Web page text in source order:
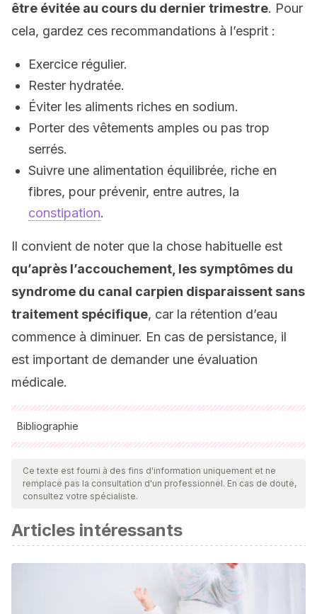
être évitée au cours du dernier trimestre. Pour
cela, gardez ces recommandations à l’esprit :
Exercice régulier.
Rester hydratée.
Éviter les aliments riches en sodium.
Porter des vêtements amples ou pas trop
serrés.
Suivre une alimentation équilibrée, riche en
fibres, pour prévenir, entre autres, la
constipation.
Il convient de noter que la chose habituelle est
qu’après l’accouchement, les symptômes du
syndrome du canal carpien disparaissent sans
traitement spécifique, car la rétention d’eau
commence à diminuer. En cas de persistance, il
est important de demander une évaluation
médicale.
Bibliographie
Toutes les sources citées ont été examinées en profondeur
par notre équipe pour garantir leur qualité, leur fiabilité, leur
actualité et leur validité. La bibliographie de cet article a été
ou scientifique
Mayo Clinic (2021).Síndrome del túnel carpiano.
https://www.mayoclinic.org/es-
es/diseases-conditions/carpal-tunnel-
syndrome/symptoms-causes/syc-20355603
Ce texte est fourni à des fins d'information uniquement et ne
remplace pas la consultation d'un professionnel. En cas de doute,
consultez votre spécialiste.
Articles intéressants